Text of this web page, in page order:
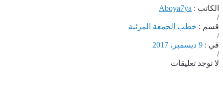
الكاتب : Aboya7ya
/
قسم : خطب الجمعة المرئية
/
في : 9 ديسمبر، 2017
/
لا توجد تعليقات